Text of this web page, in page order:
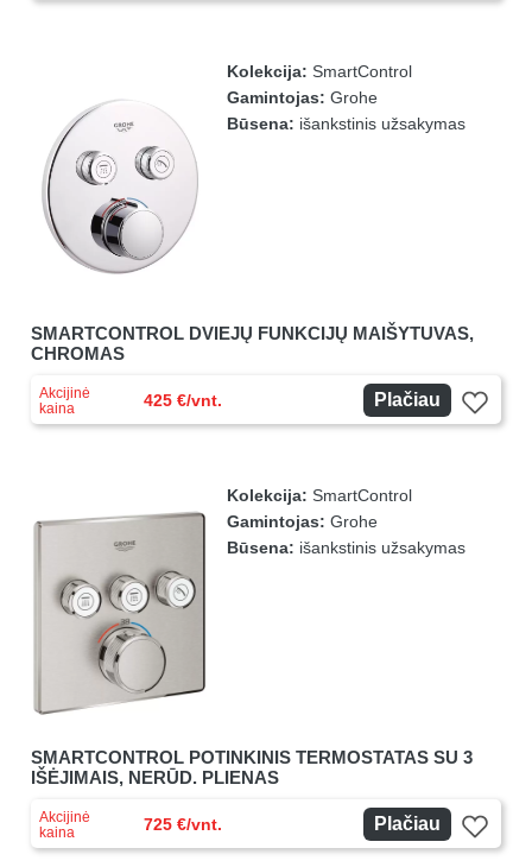
Kolekcija: SmartControl
Gamintojas: Grohe
Būsena: išankstinis užsakymas
SMARTCONTROL DVIEJŲ FUNKCIJŲ MAIŠYTUVAS,
CHROMAS
Akcijinė
kaina
425 €/vnt. Plačiau
Kolekcija: SmartControl
Gamintojas: Grohe
Būsena: išankstinis užsakymas
SMARTCONTROL POTINKINIS TERMOSTATAS SU 3
IŠĖJIMAIS, NERŪD. PLIENAS
Akcijinė
kaina
725 €/vnt. Plačiau